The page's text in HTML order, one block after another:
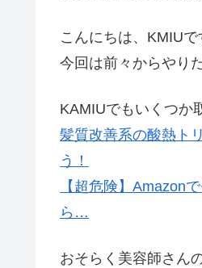
こんにちは、KMIUで
今回は前々からやり
KAMIUでもいくつか
髪質改善系の酸熱ト
う！
【超危険】Amazon
ら…
おそらく美容師さん